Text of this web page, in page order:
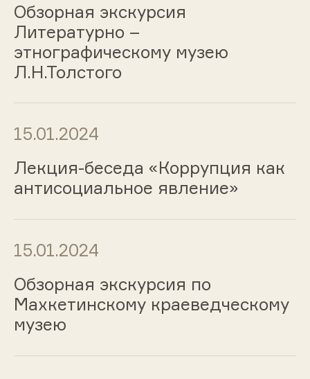
Обзорная экскурсия
Литературно –
этнографическому музею
Л.Н.Толстого
15.01.2024
Лекция-беседа «Коррупция как
антисоциальное явление»
15.01.2024
Обзорная экскурсия по
Махкетинскому краеведческому
музею